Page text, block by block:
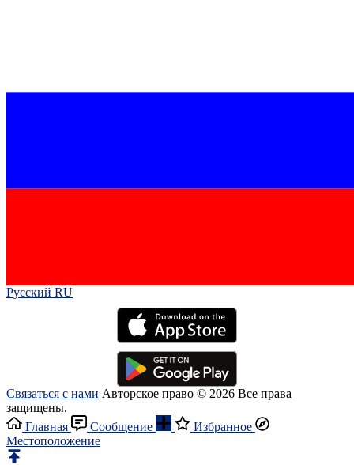
Русский RU‎
Связаться с нами Авторское право © 2026 Все права
защищены.
Главная
Сообщение
Избранное
Местоположение